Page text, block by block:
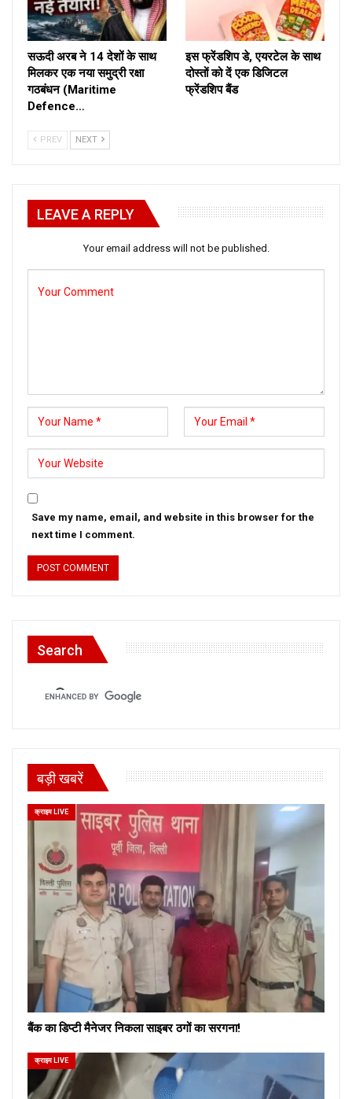
सऊदी अरब ने 14 देशों के साथ
मिलकर एक नया समुद्री रक्षा
गठबंधन (Maritime
Defence…
इस फ्रेंडशिप डे, एयरटेल के साथ
दोस्तों को दें एक डिजिटल
फ्रेंडशिप बैंड
PREV NEXT
LEAVE A REPLY
Your email address will not be published.
Save my name, email, and website in this browser for the
next time I comment.
Search
बड़ी खबरें
क्राइम LIVE
बैंक का डिप्टी मैनेजर निकला साइबर ठगों का सरगना!
क्राइम LIVE